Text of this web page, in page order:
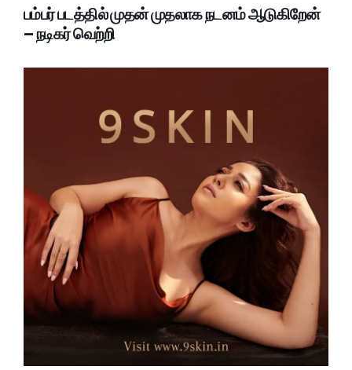
பம்பர் படத்தில் முதன் முதலாக நடனம் ஆடுகிறேன்
– நடிகர் வெற்றி